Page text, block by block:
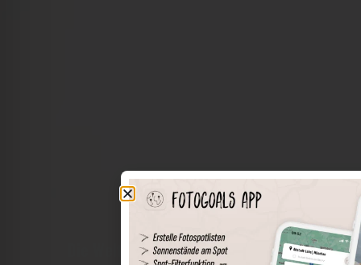
Die Welt der Orte in deiner Tasche